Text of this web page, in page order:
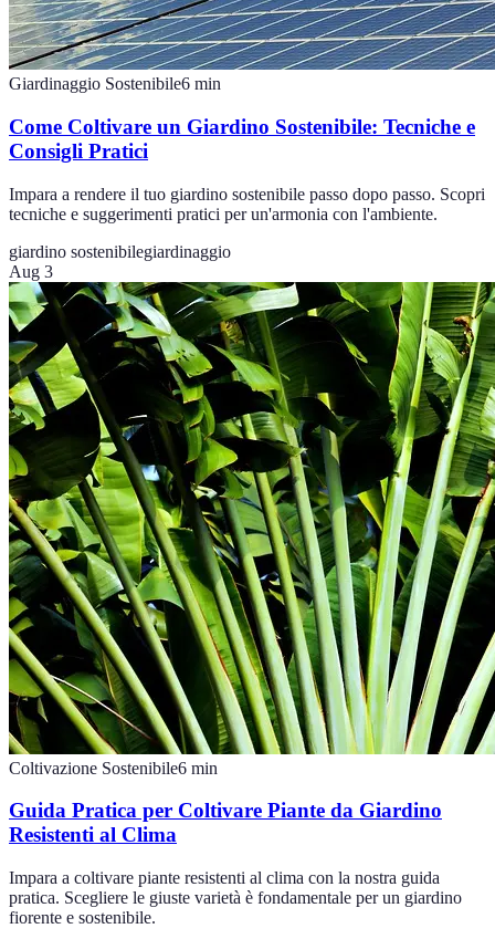
Giardinaggio Sostenibile6 min
Come Coltivare un Giardino Sostenibile: Tecniche e
Consigli Pratici
Impara a rendere il tuo giardino sostenibile passo dopo passo. Scopri
tecniche e suggerimenti pratici per un'armonia con l'ambiente.
giardino sostenibilegiardinaggio
Aug 3
Coltivazione Sostenibile6 min
Guida Pratica per Coltivare Piante da Giardino
Resistenti al Clima
Impara a coltivare piante resistenti al clima con la nostra guida
pratica. Scegliere le giuste varietà è fondamentale per un giardino
fiorente e sostenibile.